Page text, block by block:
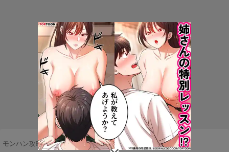
モンハン攻略まとめ隊 >ネタ・雑談 >